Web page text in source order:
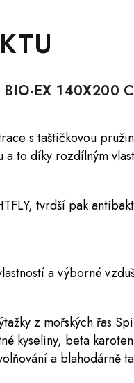
BIO-EX 140X200
s taštičkovou
to díky rozdílným
tvrdší pak
a výborné
z mořských řas
kyseliny, beta
a blahodárně